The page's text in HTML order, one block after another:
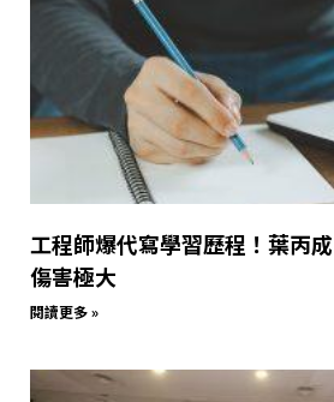
工程師爆代寫學習歷程！葉丙
傷害極大
閱讀更多 »